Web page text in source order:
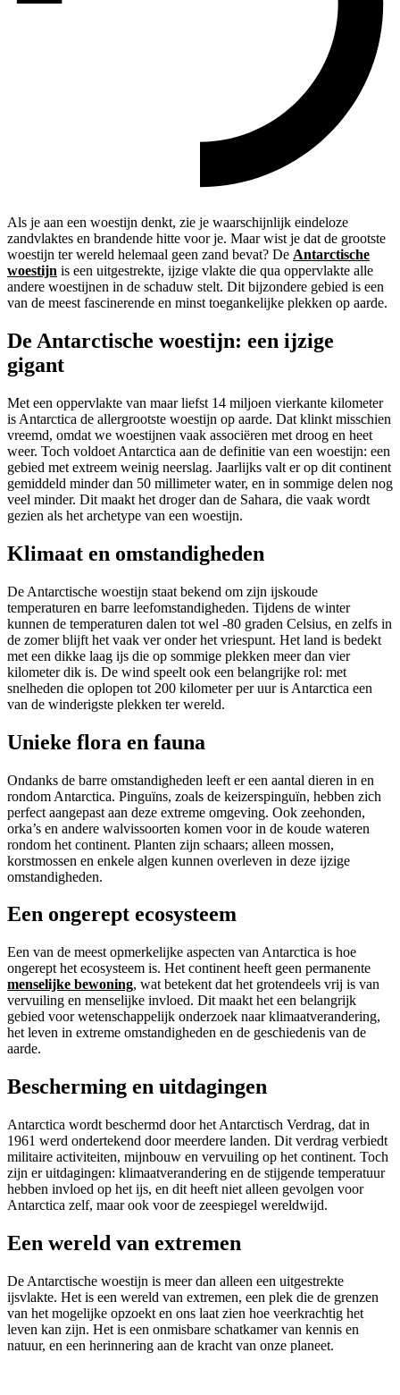
Als je aan een woestijn denkt, zie je waarschijnlijk eindeloze
zandvlaktes en brandende hitte voor je. Maar wist je dat de grootste
woestijn ter wereld helemaal geen zand bevat? De Antarctische
woestijn is een uitgestrekte, ijzige vlakte die qua oppervlakte alle
andere woestijnen in de schaduw stelt. Dit bijzondere gebied is een
van de meest fascinerende en minst toegankelijke plekken op aarde.
De Antarctische woestijn: een ijzige
gigant
Met een oppervlakte van maar liefst 14 miljoen vierkante kilometer
is Antarctica de allergrootste woestijn op aarde. Dat klinkt misschien
vreemd, omdat we woestijnen vaak associëren met droog en heet
weer. Toch voldoet Antarctica aan de definitie van een woestijn: een
gebied met extreem weinig neerslag. Jaarlijks valt er op dit continent
gemiddeld minder dan 50 millimeter water, en in sommige delen nog
veel minder. Dit maakt het droger dan de Sahara, die vaak wordt
gezien als het archetype van een woestijn.
Klimaat en omstandigheden
De Antarctische woestijn staat bekend om zijn ijskoude
temperaturen en barre leefomstandigheden. Tijdens de winter
kunnen de temperaturen dalen tot wel -80 graden Celsius, en zelfs in
de zomer blijft het vaak ver onder het vriespunt. Het land is bedekt
met een dikke laag ijs die op sommige plekken meer dan vier
kilometer dik is. De wind speelt ook een belangrijke rol: met
snelheden die oplopen tot 200 kilometer per uur is Antarctica een
van de winderigste plekken ter wereld.
Unieke flora en fauna
Ondanks de barre omstandigheden leeft er een aantal dieren in en
rondom Antarctica. Pinguïns, zoals de keizerspinguïn, hebben zich
perfect aangepast aan deze extreme omgeving. Ook zeehonden,
orka’s en andere walvissoorten komen voor in de koude wateren
rondom het continent. Planten zijn schaars; alleen mossen,
korstmossen en enkele algen kunnen overleven in deze ijzige
omstandigheden.
Een ongerept ecosysteem
Een van de meest opmerkelijke aspecten van Antarctica is hoe
ongerept het ecosysteem is. Het continent heeft geen permanente
menselijke bewoning, wat betekent dat het grotendeels vrij is van
vervuiling en menselijke invloed. Dit maakt het een belangrijk
gebied voor wetenschappelijk onderzoek naar klimaatverandering,
het leven in extreme omstandigheden en de geschiedenis van de
aarde.
Bescherming en uitdagingen
Antarctica wordt beschermd door het Antarctisch Verdrag, dat in
1961 werd ondertekend door meerdere landen. Dit verdrag verbiedt
militaire activiteiten, mijnbouw en vervuiling op het continent. Toch
zijn er uitdagingen: klimaatverandering en de stijgende temperatuur
hebben invloed op het ijs, en dit heeft niet alleen gevolgen voor
Antarctica zelf, maar ook voor de zeespiegel wereldwijd.
Een wereld van extremen
De Antarctische woestijn is meer dan alleen een uitgestrekte
ijsvlakte. Het is een wereld van extremen, een plek die de grenzen
van het mogelijke opzoekt en ons laat zien hoe veerkrachtig het
leven kan zijn. Het is een onmisbare schatkamer van kennis en
natuur, en een herinnering aan de kracht van onze planeet.